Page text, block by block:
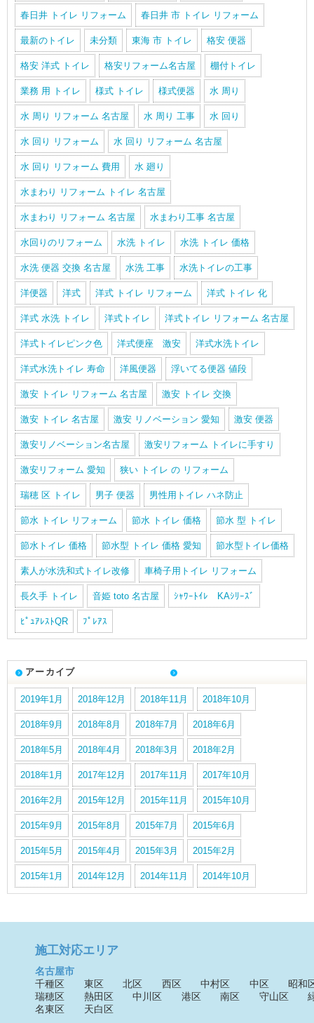
春日井 トイレ リフォーム 春日井 市 トイレ リフォーム
最新のトイレ 未分類 東海 市 トイレ 格安 便器
格安 洋式 トイレ 格安リフォーム名古屋 棚付トイレ
業務 用 トイレ 様式 トイレ 様式便器 水 周り
水 周り リフォーム 名古屋 水 周り 工事 水 回り
水 回り リフォーム 水 回り リフォーム 名古屋
水 回り リフォーム 費用 水 廻り
水まわり リフォーム トイレ 名古屋
水まわり リフォーム 名古屋 水まわり工事 名古屋
水回りのリフォーム 水洗 トイレ 水洗 トイレ 価格
水洗 便器 交換 名古屋 水洗 工事 水洗トイレの工事
洋便器 洋式 洋式 トイレ リフォーム 洋式 トイレ 化
洋式 水洗 トイレ 洋式トイレ 洋式トイレ リフォーム 名古屋
洋式トイレピンク色 洋式便座 激安 洋式水洗トイレ
洋式水洗トイレ 寿命 洋風便器 浮いてる便器 値段
激安 トイレ リフォーム 名古屋 激安 トイレ 交換
激安 トイレ 名古屋 激安 リノベーション 愛知 激安 便器
激安リノベーション名古屋 激安リフォーム トイレに手すり
激安リフォーム 愛知 狭い トイレ の リフォーム
瑞穂 区 トイレ 男子 便器 男性用トイレ ハネ防止
節水 トイレ リフォーム 節水 トイレ 価格 節水 型 トイレ
節水トイレ 価格 節水型 トイレ 価格 愛知 節水型トイレ価格
素人が水洗和式トイレ改修 車椅子用トイレ リフォーム
長久手 トイレ 音姫 toto 名古屋 ｼｬﾜｰﾄｲﾚ KAｼﾘｰｽﾞ
ﾋﾟｭｱﾚｽﾄQR ﾌﾟﾚｱｽ
アーカイブ
2019年1月 2018年12月 2018年11月 2018年10月
2018年9月 2018年8月 2018年7月 2018年6月
2018年5月 2018年4月 2018年3月 2018年2月
2018年1月 2017年12月 2017年11月 2017年10月
2016年2月 2015年12月 2015年11月 2015年10月
2015年9月 2015年8月 2015年7月 2015年6月
2015年5月 2015年4月 2015年3月 2015年2月
2015年1月 2014年12月 2014年11月 2014年10月
施工対応エリア
名古屋市
千種区
東区 北区 西区 中村区 中区
昭和
瑞穂区
熱田区 中川区 港区 南区 守山区
名東区
天白区